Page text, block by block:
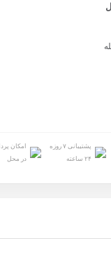
پشتیبانی ۷ روزه
۲۴ ساعته
امکان
در محل